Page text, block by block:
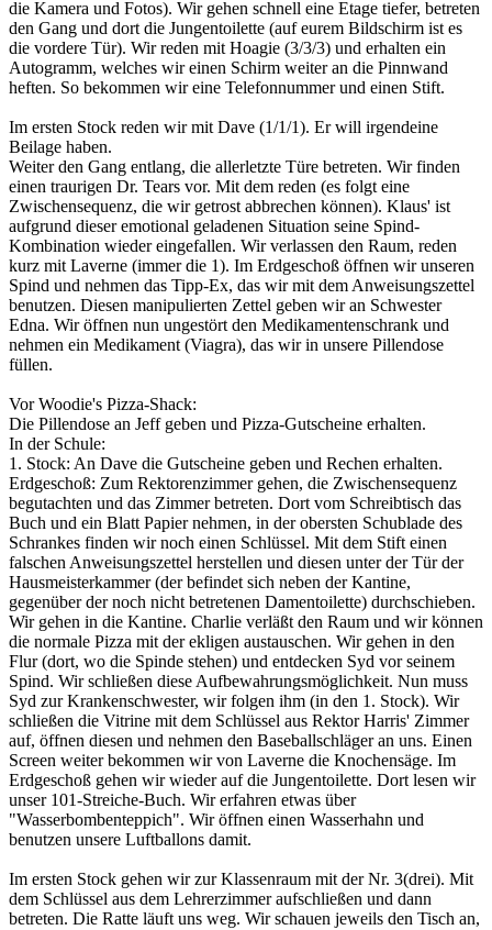
die Kamera und Fotos). Wir gehen schnell eine Etage tiefer, betreten
den Gang und dort die Jungentoilette (auf eurem Bildschirm ist es
die vordere Tür). Wir reden mit Hoagie (3/3/3) und erhalten ein
Autogramm, welches wir einen Schirm weiter an die Pinnwand
heften. So bekommen wir eine Telefonnummer und einen Stift.
Im ersten Stock reden wir mit Dave (1/1/1). Er will irgendeine
Beilage haben.
Weiter den Gang entlang, die allerletzte Türe betreten. Wir finden
einen traurigen Dr. Tears vor. Mit dem reden (es folgt eine
Zwischensequenz, die wir getrost abbrechen können). Klaus' ist
aufgrund dieser emotional geladenen Situation seine Spind-
Kombination wieder eingefallen. Wir verlassen den Raum, reden
kurz mit Laverne (immer die 1). Im Erdgeschoß öffnen wir unseren
Spind und nehmen das Tipp-Ex, das wir mit dem Anweisungszettel
benutzen. Diesen manipulierten Zettel geben wir an Schwester
Edna. Wir öffnen nun ungestört den Medikamentenschrank und
nehmen ein Medikament (Viagra), das wir in unsere Pillendose
füllen.
Vor Woodie's Pizza-Shack:
Die Pillendose an Jeff geben und Pizza-Gutscheine erhalten.
In der Schule:
1. Stock: An Dave die Gutscheine geben und Rechen erhalten.
Erdgeschoß: Zum Rektorenzimmer gehen, die Zwischensequenz
begutachten und das Zimmer betreten. Dort vom Schreibtisch das
Buch und ein Blatt Papier nehmen, in der obersten Schublade des
Schrankes finden wir noch einen Schlüssel. Mit dem Stift einen
falschen Anweisungszettel herstellen und diesen unter der Tür der
Hausmeisterkammer (der befindet sich neben der Kantine,
gegenüber der noch nicht betretenen Damentoilette) durchschieben.
Wir gehen in die Kantine. Charlie verläßt den Raum und wir können
die normale Pizza mit der ekligen austauschen. Wir gehen in den
Flur (dort, wo die Spinde stehen) und entdecken Syd vor seinem
Spind. Wir schließen diese Aufbewahrungsmöglichkeit. Nun muss
Syd zur Krankenschwester, wir folgen ihm (in den 1. Stock). Wir
schließen die Vitrine mit dem Schlüssel aus Rektor Harris' Zimmer
auf, öffnen diesen und nehmen den Baseballschläger an uns. Einen
Screen weiter bekommen wir von Laverne die Knochensäge. Im
Erdgeschoß gehen wir wieder auf die Jungentoilette. Dort lesen wir
unser 101-Streiche-Buch. Wir erfahren etwas über
"Wasserbombenteppich". Wir öffnen einen Wasserhahn und
benutzen unsere Luftballons damit.
Im ersten Stock gehen wir zur Klassenraum mit der Nr. 3(drei). Mit
dem Schlüssel aus dem Lehrerzimmer aufschließen und dann
betreten. Die Ratte läuft uns weg. Wir schauen jeweils den Tisch an,